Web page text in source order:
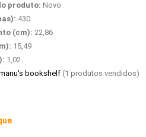
produto: Novo
430
(cm): 22,86
15,49
1,02
bookshelf (1 produtos vendidos)